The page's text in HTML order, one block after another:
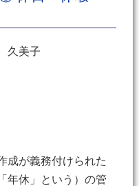
久美子
成が義務付けられた
年休」という）の管